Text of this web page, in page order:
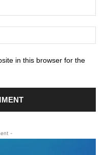
in this browser for the
-